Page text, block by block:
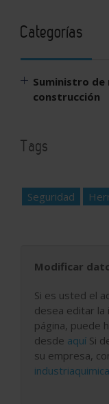
Categorías
Suministro
construcción
Tags
Seguridad
Modificar
Si es usted el
desea editar la
página, puede
desde aquí Si
su empresa,